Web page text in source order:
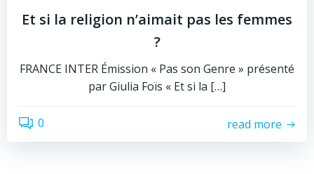
Et si la religion n’aimait pas les femmes
?
FRANCE INTER Émission « Pas son Genre » présenté
par Giulia Foïs « Et si la […]
0 read more